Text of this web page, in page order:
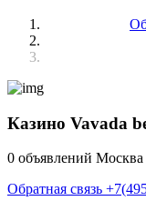
Казино Vavada
0 объявлений Москва
Обратная связь